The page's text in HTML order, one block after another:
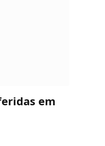
em